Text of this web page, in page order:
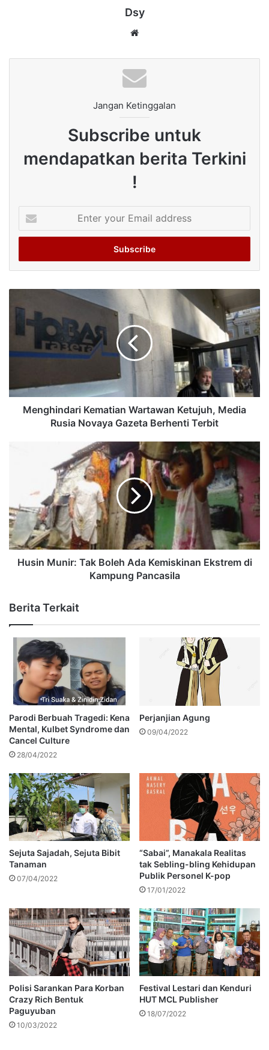
Dsy
Jangan Ketinggalan
Subscribe untuk
mendapatkan berita Terkini
!
your
Email
Menghindari Kematian Wartawan Ketujuh, Media
Rusia Novaya Gazeta Berhenti Terbit
Husin Munir: Tak Boleh Ada Kemiskinan Ekstrem di
Kampung Pancasila
Berita Terkait
Parodi Berbuah Tragedi: Kena
Mental, Kulbet Syndrome dan
Cancel Culture
28/04/2022
Perjanjian Agung
09/04/2022
Sejuta Sajadah, Sejuta Bibit
Tanaman
07/04/2022
“Sabai”, Manakala Realitas
tak Sebling-bling Kehidupan
Publik Personel K-pop
17/01/2022
Polisi Sarankan Para Korban
Crazy Rich Bentuk
Paguyuban
10/03/2022
Festival Lestari dan Kenduri
HUT MCL Publisher
18/07/2022